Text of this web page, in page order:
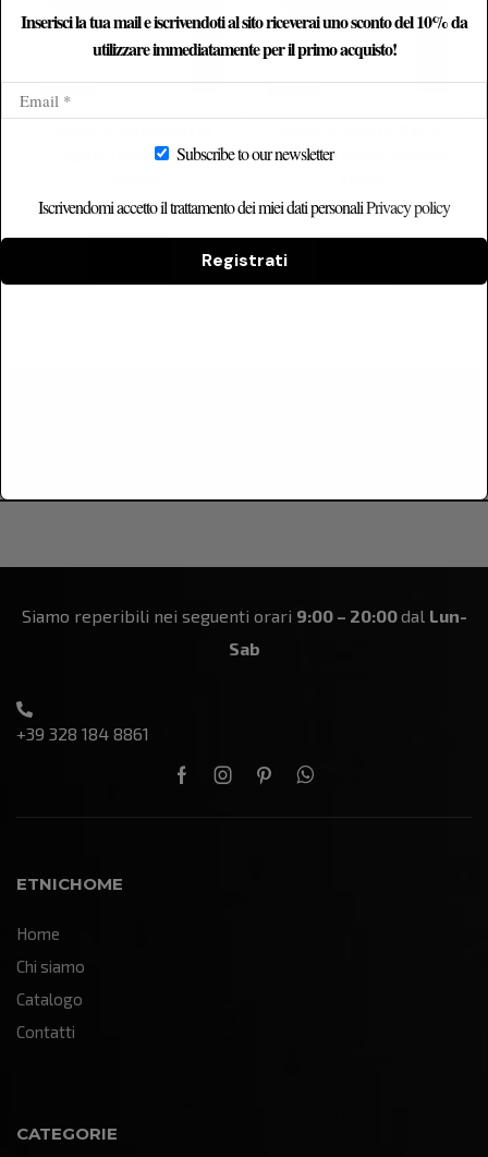
Legno Teak Svuota
29,90€ 25,24€
Centro Tavola Svuota
39,90€ 32,04€
Siamo reperibili nei seguenti orari 9:00 – 20:00dal Lun-
Sab
+39 328 184 8861
ETNICHOME
Home
Chi siamo
Catalogo
Contatti
CATEGORIE
Inserisci la tua mail e iscrivendoti al sito riceverai uno sconto del 10% da
utilizzare immediatamente per il primo acquisto!
Subscribe to our newsletter
Iscrivendomi accetto il trattamento dei miei dati personaliPrivacy policy
Registrati